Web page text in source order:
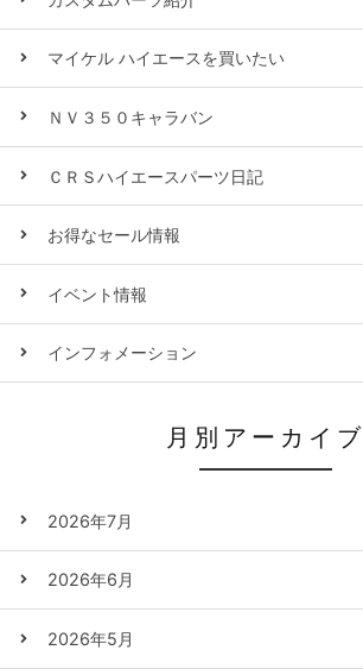
マイケル ハイエースを買いたい
ＮＶ３５０キャラバン
ＣＲＳハイエースパーツ日記
お得なセール情報
イベント情報
インフォメーション
月別アーカイブ
2026年7月
2026年6月
2026年5月